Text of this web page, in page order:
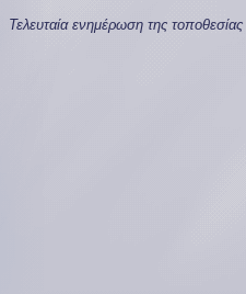
Τελευταία ενημέρωση της τοποθεσίας